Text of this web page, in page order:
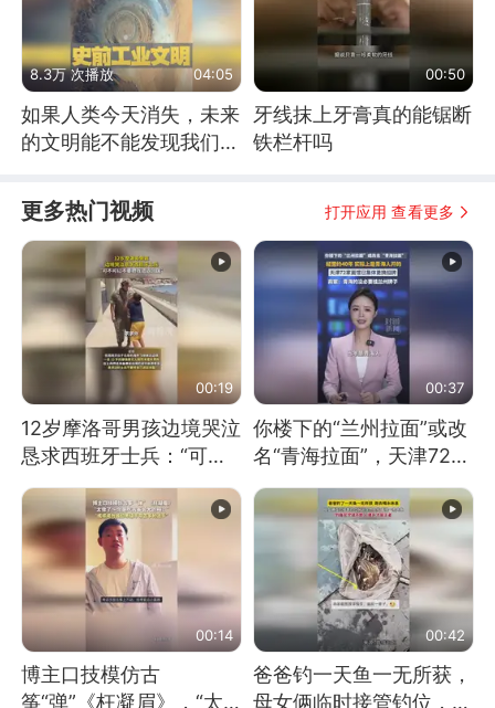
8.3万 次播放 04:05
如果人类今天消失，未来
的文明能不能发现我们存
00:50
牙线抹上牙膏真的能锯断
铁栏杆吗
更多热门视频 打开应用 查看更多
00:19
12岁摩洛哥男孩边境哭泣
恳求西班牙士兵：“可不
可以不要把我遣返回国”
00:37
你楼下的“兰州拉面”或改
名“青海拉面”，天津72家
面馆已集体更换招牌
00:14
博主口技模仿古
筝“弹”《枉凝眉》，“太
00:42
爸爸钓一天鱼一无所获，
母女俩临时接管钓位，用